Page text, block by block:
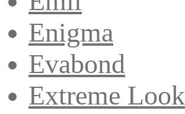
Enigma
Evabond
Extreme Look